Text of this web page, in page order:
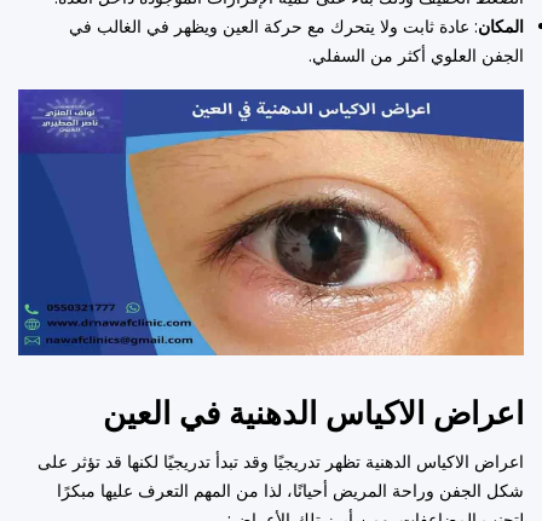
المكان: عادة ثابت ولا يتحرك مع حركة العين ويظهر في الغالب في
الجفن العلوي أكثر من السفلي.
اعراض الاكياس الدهنية في العين
اعراض الاكياس الدهنية تظهر تدريجيًا وقد تبدأ تدريجيًا لكنها قد تؤثر على
شكل الجفن وراحة المريض أحيانًا، لذا من المهم التعرف عليها مبكرًا